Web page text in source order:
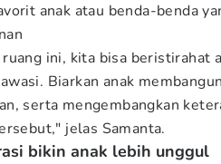
anak atau benda-benda
ini, kita bisa beristirahat
Biarkan anak
serta mengembangkan
jelas Samanta.
bikin anak lebih unggul